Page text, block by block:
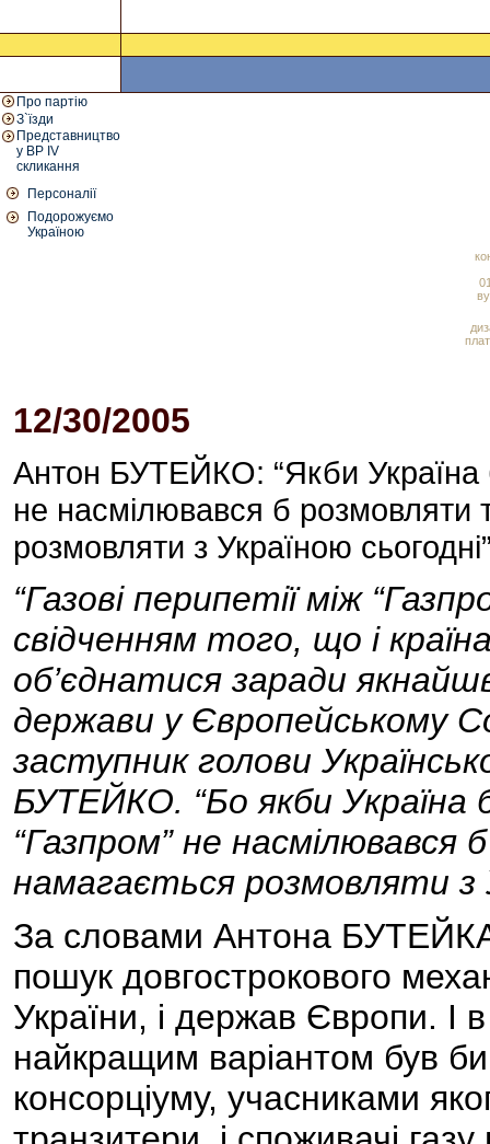
Про партію
З`їзди
Представництво
у ВР IV
скликання
Персоналії
Подорожуємо
Україною
12/30/2005
Антон БУТЕЙКО: “Якби
не насмілювався б розмовляти
розмовляти з Україною
“Газові перипетії між
свідченням того, що і
об’єднатися заради
держави у Європейському
заступник голови
БУТЕЙКО. “Бо якби Україна
“Газпром” не
намагається розмовляти з
За словами Антона
пошук довгострокового
України, і держав Європи. І
найкращим варіантом був
консорціуму, учасниками